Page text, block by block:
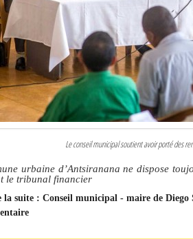
Le conseil municipal soutient avoir porté des
urbaine d’Antsiranana ne dispose
le tribunal financier
la suite : Conseil municipal - maire de Diego